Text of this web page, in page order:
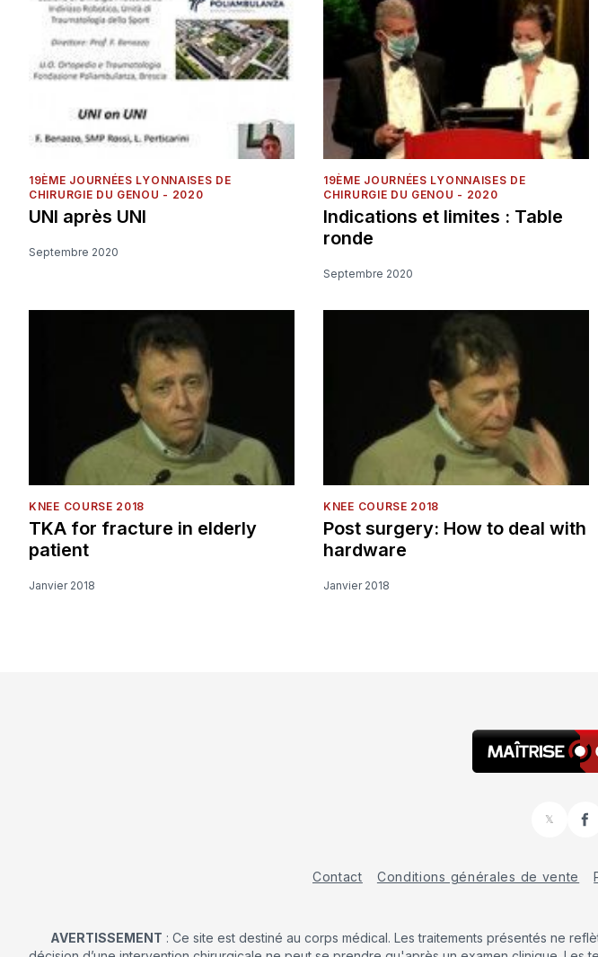
19ÈME JOURNÉES LYONNAISES DE
CHIRURGIE DU GENOU - 2020
UNI après UNI
Septembre 2020
19ÈME JOURNÉES LYONNAISES DE
CHIRURGIE DU GENOU - 2020
Indications et limites : Table
ronde
Septembre 2020
KNEE COURSE 2018
TKA for fracture in elderly
patient
Janvier 2018
KNEE COURSE 2018
Post surgery: How to deal with
hardware
Janvier 2018
𝕏
Contact Conditions générales de vente
AVERTISSEMENT : Ce site est destiné au corps médical. Les traitements présentés ne